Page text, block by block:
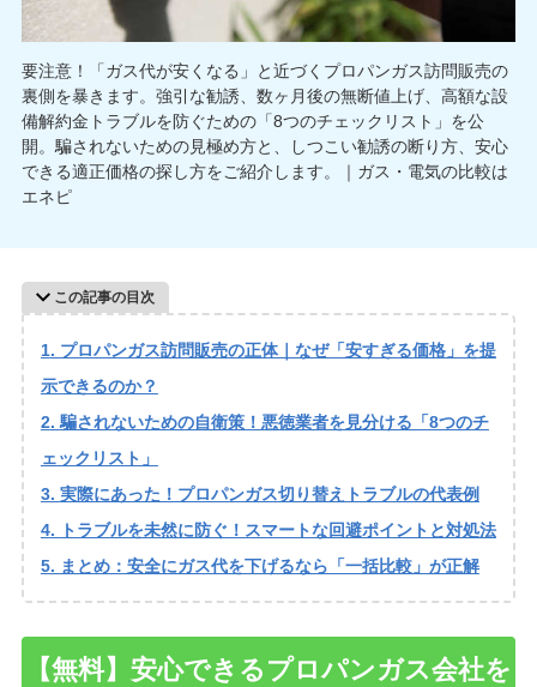
要注意！「ガス代が安くなる」と近づくプロパンガス訪問販売の
裏側を暴きます。強引な勧誘、数ヶ月後の無断値上げ、高額な設
備解約金トラブルを防ぐための「8つのチェックリスト」を公
開。騙されないための見極め方と、しつこい勧誘の断り方、安心
できる適正価格の探し方をご紹介します。｜ガス・電気の比較は
エネピ
この記事の目次
プロパンガス訪問販売の正体｜なぜ「安すぎる価格」を提
示できるのか？
騙されないための自衛策！悪徳業者を見分ける「8つのチ
ェックリスト」
実際にあった！プロパンガス切り替えトラブルの代表例
トラブルを未然に防ぐ！スマートな回避ポイントと対処法
まとめ：安全にガス代を下げるなら「一括比較」が正解
【無料】安心できるプロパンガス会社を